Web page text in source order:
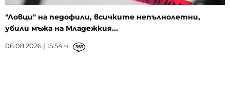
"Ловци" на педофили, всичките непълнолетни,
убили мъжа на Младежкия...
06.08.2026 | 15:54 ч. 353